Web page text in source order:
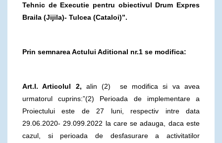
Tehnic de Executie pentru obiectivul Drum Expres
Braila (Jijila)- Tulcea (Cataloi)”.
Prin semnarea Actului Aditional nr.1 se modifica:
Art.I. Articolul 2, alin (2) se modifica si va avea
urmatorul cuprins:”(2) Perioada de implementare a
Proiectului este de 27 luni, respectiv intre data
29.06.2020- 29.099.2022 la care se adauga, daca este
cazul, si perioada de desfasurare a activitatilor